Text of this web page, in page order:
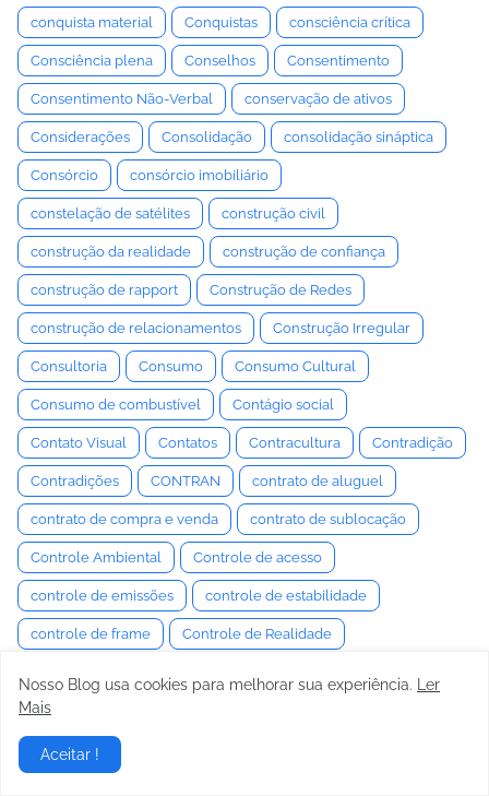
conquista material Conquistas consciência crítica
Consciência plena Conselhos Consentimento
Consentimento Não-Verbal conservação de ativos
Considerações Consolidação consolidação sináptica
Consórcio consórcio imobiliário
constelação de satélites construção civil
construção da realidade construção de confiança
construção de rapport Construção de Redes
construção de relacionamentos Construção Irregular
Consultoria Consumo Consumo Cultural
Consumo de combustível Contágio social
Contato Visual Contatos Contracultura Contradição
Contradições CONTRAN contrato de aluguel
contrato de compra e venda contrato de sublocação
Controle Ambiental Controle de acesso
controle de emissões controle de estabilidade
controle de frame Controle de Realidade
Controle Estocástico
Controle Neuromuscular
Nosso Blog usa cookies para melhorar sua experiência.
Ler
Mais
Aceitar !